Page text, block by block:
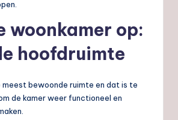
woonkamer op:
hoofdruimte
meest bewoonde ruimte en dat is te
de kamer weer functioneel en